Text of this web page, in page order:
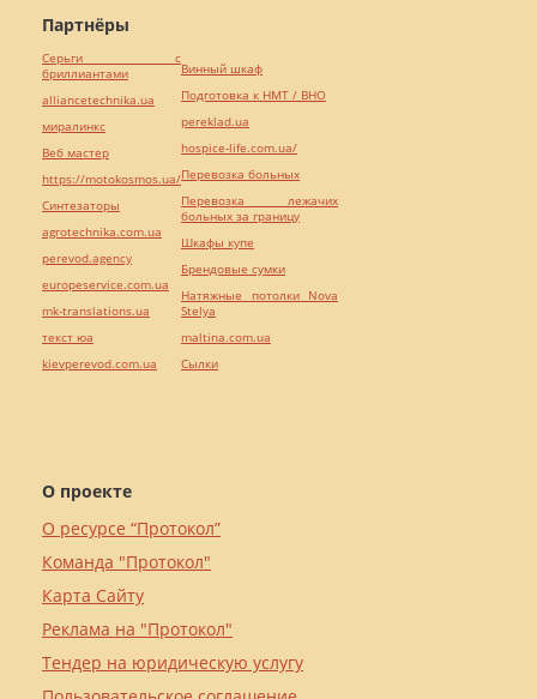
О проекте
О ресурсе “Протокол”
Команда "Протокол"
Карта Сайту
Реклама на "Протокол"
Тендер на юридическую услугу
Партнёры
Серьги с
бриллиантами
alliancetechnika.ua
миралинкс
Веб мастер
https://motokosmos.ua/
Синтезаторы
agrotechnika.com.ua
perevod.agency
europeservice.com.ua
mk-translations.ua
текст юа
kievperevod.com.ua
Винный шкаф
Подготовка к НМТ / ВНО
pereklad.ua
hospice-life.com.ua/
Перевозка больных
Перевозка лежачих
больных за границу
Шкафы купе
Брендовые сумки
Натяжные потолки Nova
Stelya
maltina.com.ua
Cылки